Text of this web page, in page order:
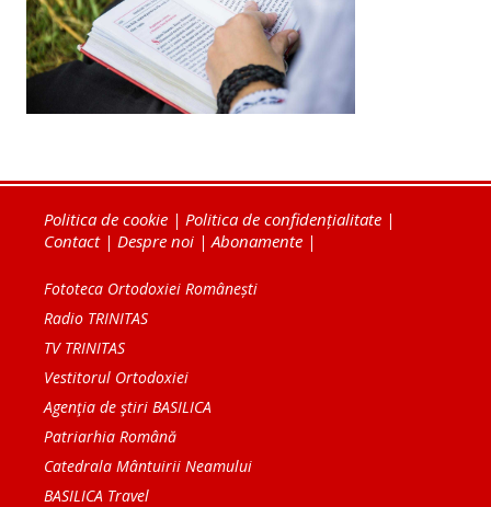
Politica de cookie | Politica de confidențialitate |
Contact| Despre noi |Abonamente |
Fototeca Ortodoxiei Românești
Radio TRINITAS
TV TRINITAS
Vestitorul Ortodoxiei
Agenţia de ştiri BASILICA
Patriarhia Română
Catedrala Mântuirii Neamului
BASILICA Travel